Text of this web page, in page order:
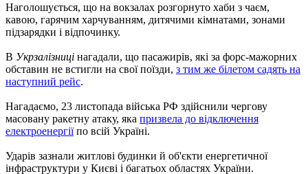
Наголошується, що на вокзалах розгорнуто хаби з чаєм,
кавою, гарячим харчуванням, дитячими кімнатами, зонами
підзарядки і відпочинку.
В Укрзалізниці нагадали, що пасажирів, які за форс-мажорних
обставин не встигли на свої поїзди, з тим же білетом садять на
наступний рейс.
Нагадаємо, 23 листопада війська РФ здійснили чергову
масовану ракетну атаку, яка призвела до відключення
електроенергіїпо всій Україні.
Ударів зазнали житлові будинки й об'єкти енергетичної
інфраструктури у Києві і багатьох областях України.